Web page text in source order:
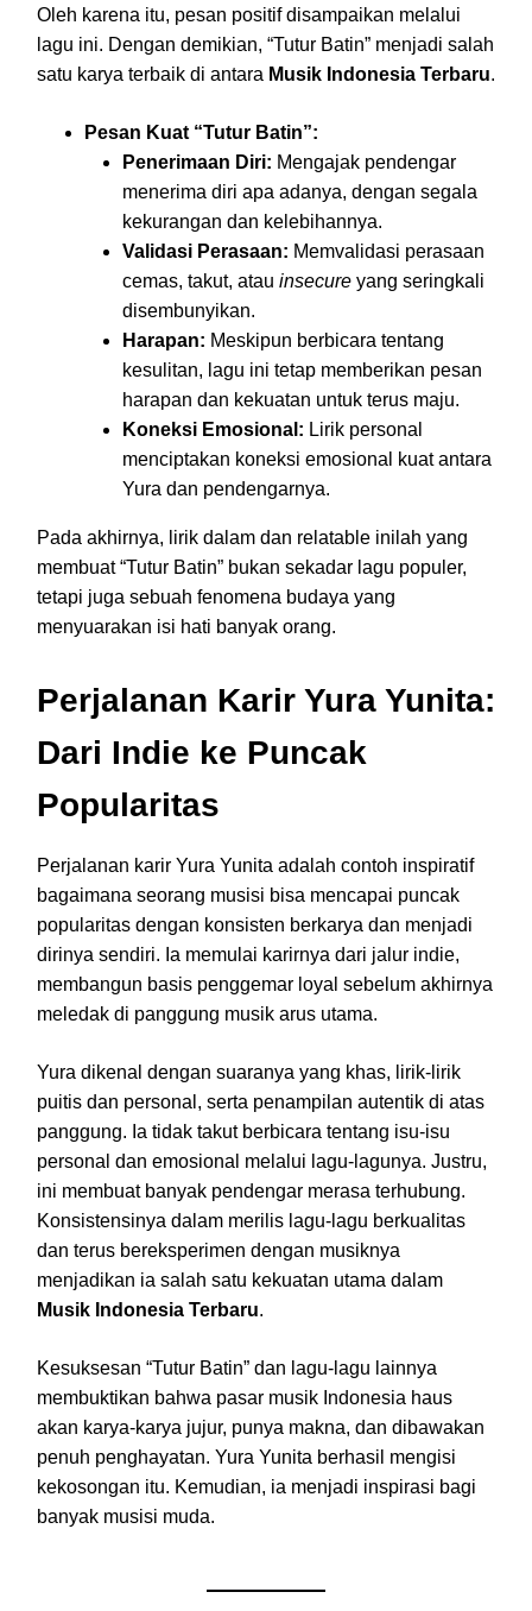
Oleh karena itu, pesan positif disampaikan melalui
lagu ini. Dengan demikian, “Tutur Batin” menjadi salah
satu karya terbaik di antara Musik Indonesia Terbaru.
Pesan Kuat “Tutur Batin”:
Penerimaan Diri: Mengajak pendengar
menerima diri apa adanya, dengan segala
kekurangan dan kelebihannya.
Validasi Perasaan: Memvalidasi perasaan
cemas, takut, atau insecure yang seringkali
disembunyikan.
Harapan: Meskipun berbicara tentang
kesulitan, lagu ini tetap memberikan pesan
harapan dan kekuatan untuk terus maju.
Koneksi Emosional: Lirik personal
menciptakan koneksi emosional kuat antara
Yura dan pendengarnya.
Pada akhirnya, lirik dalam dan relatable inilah yang
membuat “Tutur Batin” bukan sekadar lagu populer,
tetapi juga sebuah fenomena budaya yang
menyuarakan isi hati banyak orang.
Perjalanan Karir Yura Yunita:
Dari Indie ke Puncak
Popularitas
Perjalanan karir Yura Yunita adalah contoh inspiratif
bagaimana seorang musisi bisa mencapai puncak
popularitas dengan konsisten berkarya dan menjadi
dirinya sendiri. Ia memulai karirnya dari jalur indie,
membangun basis penggemar loyal sebelum akhirnya
meledak di panggung musik arus utama.
Yura dikenal dengan suaranya yang khas, lirik-lirik
puitis dan personal, serta penampilan autentik di atas
panggung. Ia tidak takut berbicara tentang isu-isu
personal dan emosional melalui lagu-lagunya. Justru,
ini membuat banyak pendengar merasa terhubung.
Konsistensinya dalam merilis lagu-lagu berkualitas
dan terus bereksperimen dengan musiknya
menjadikan ia salah satu kekuatan utama dalam
Musik Indonesia Terbaru.
Kesuksesan “Tutur Batin” dan lagu-lagu lainnya
membuktikan bahwa pasar musik Indonesia haus
akan karya-karya jujur, punya makna, dan dibawakan
penuh penghayatan. Yura Yunita berhasil mengisi
kekosongan itu. Kemudian, ia menjadi inspirasi bagi
banyak musisi muda.